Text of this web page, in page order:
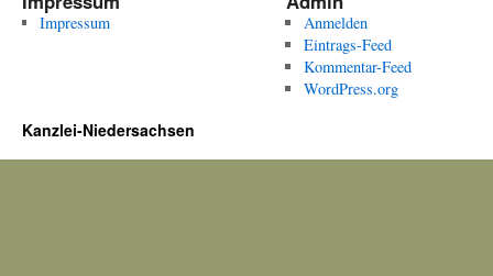
Impressum
Anmelden
Eintrags-Feed
Kommentar-Feed
WordPress.org
Kanzlei-Niedersachsen